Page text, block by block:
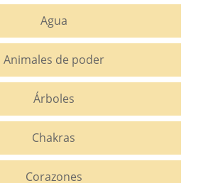
Agua
Animales de poder
Árboles
Chakras
Corazones